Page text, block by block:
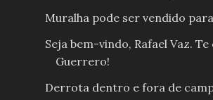
Muralha pode ser vendido
Seja bem-vindo, Rafael Vaz. Te
Guerrero!
Derrota dentro e fora de